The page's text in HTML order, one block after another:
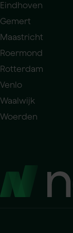
Eindhoven
Gemert
Maastricht
Roermond
Rotterdam
Venlo
Waalwijk
Woerden